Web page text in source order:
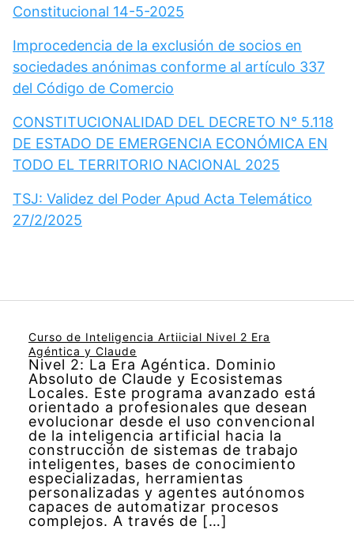
Constitucional 14-5-2025
Improcedencia de la exclusión de socios en
sociedades anónimas conforme al artículo 337
del Código de Comercio
CONSTITUCIONALIDAD DEL DECRETO N° 5.118
DE ESTADO DE EMERGENCIA ECONÓMICA EN
TODO EL TERRITORIO NACIONAL 2025
TSJ: Validez del Poder Apud Acta Telemático
27/2/2025
Curso de Inteligencia Artiicial Nivel 2 Era
Agéntica y Claude
Nivel 2: La Era Agéntica. Dominio
Absoluto de Claude y Ecosistemas
Locales. Este programa avanzado está
orientado a profesionales que desean
evolucionar desde el uso convencional
de la inteligencia artificial hacia la
construcción de sistemas de trabajo
inteligentes, bases de conocimiento
especializadas, herramientas
personalizadas y agentes autónomos
capaces de automatizar procesos
complejos. A través de […]